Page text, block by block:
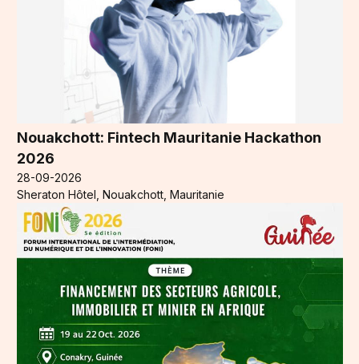
Nouakchott: Fintech Mauritanie Hackathon
2026
28-09-2026
Sheraton Hôtel, Nouakchott, Mauritanie